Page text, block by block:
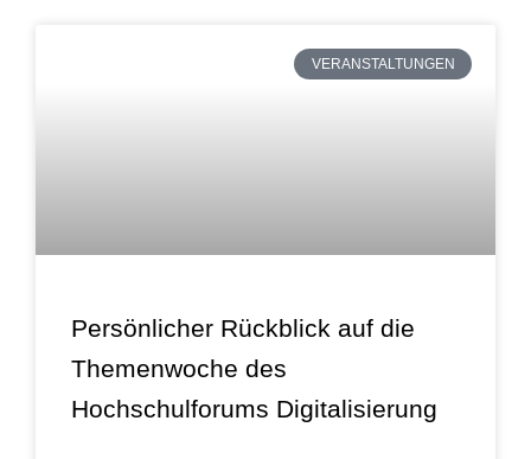
VERANSTALTUNGEN
Persönlicher Rückblick auf die
Themenwoche des
Hochschulforums Digitalisierung